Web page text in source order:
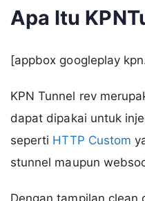
Apa Itu
[appbox googleplay
KPN Tunnel rev
dapat dipakai untuk
seperti HTTP Custom
stunnel maupun
Dengan tampilan clean